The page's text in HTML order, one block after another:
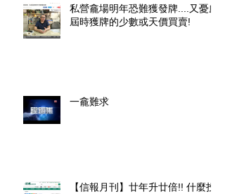
私營龕場明年恐難獲發牌....又憂慮
屆時獲牌的少數或天價買賣!
一龕難求
【信報月刊】廿年升廿倍!! 什麼投